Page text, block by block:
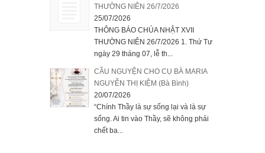
THƯỜNG NIÊN 26/7/2026
25/07/2026
THÔNG BÁO CHÚA NHẬT XVII
THƯỜNG NIÊN 26/7/2026 1. Thứ Tư
ngày 29 tháng 07, lễ th...
CẦU NGUYỆN CHO CỤ BÀ MARIA
NGUYỄN THỊ KIỆM (Bà Bình)
20/07/2026
“Chính Thầy là sự sống lại và là sự
sống. Ai tin vào Thầy, sẽ không phải
chết ba...